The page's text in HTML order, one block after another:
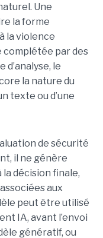
Une
la forme
la violence
complétée par des
le
la nature du
texte ou d’une
de sécurité
il ne génère
décision finale,
aux
peut être utilisé
IA, avant l’envoi
génératif, ou